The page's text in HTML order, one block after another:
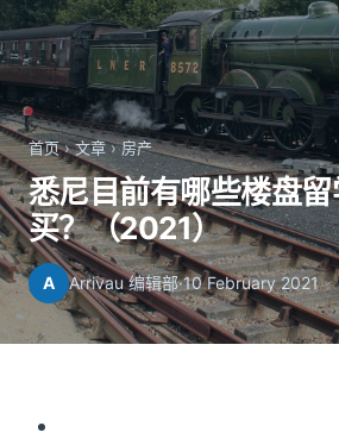
首页›文章›房产
悉尼目前有哪些楼盘
买？（2021）
A Arrivau 编辑部·10 February 2021